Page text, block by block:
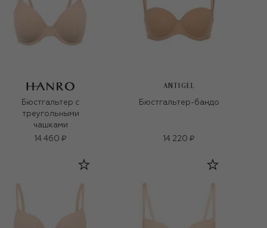
Бюстгальтер с
треугольными
чашками
14 460 ₽
ANTIGEL
Бюстгальтер-бандо
14 220 ₽